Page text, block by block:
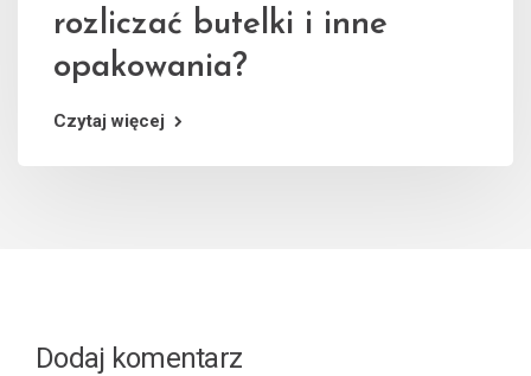
rozliczać butelki i inne
opakowania?
Czytaj więcej
Dodaj komentarz